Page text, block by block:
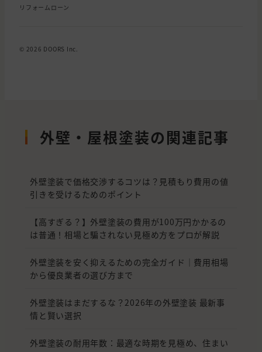
リフォームローン
© 2026 DOORS Inc.
外壁・屋根塗装の関連記事
外壁塗装で価格交渉するコツは？見積もり費用の値
引きを受けるためのポイント
【高すぎる？】外壁塗装の費用が100万円かかるの
は普通！相場と騙されない見極め方をプロが解説
外壁塗装を安く抑えるための完全ガイド｜費用相場
から優良業者の選び方まで
外壁塗装はまだするな？2026年の外壁塗装 最新事
情と賢い選択
外壁塗装の耐用年数：最適な時期を見極め、住まい